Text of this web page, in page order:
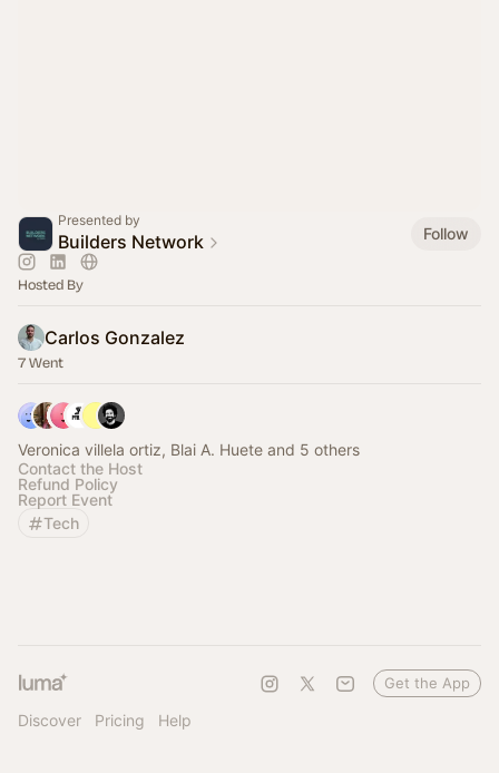
Presented by
Builders Network Follow
Hosted By
Carlos Gonzalez
7 Went
Veronica villela ortiz, Blai A. Huete and 5 others
Contact the Host
Refund Policy
Report Event
Tech
Discover Pricing Help
Get the App